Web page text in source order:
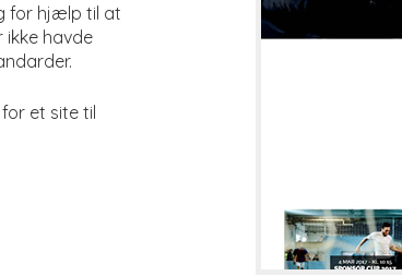
for hjælp til at
havde
et site til